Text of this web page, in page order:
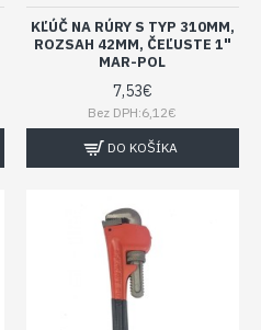
KĽÚČ NA RÚRY S TYP 310MM,
ROZSAH 42MM, ČEĽUSTE 1"
MAR-POL
7,53€
Bez DPH:6,12€
DO KOŠÍKA